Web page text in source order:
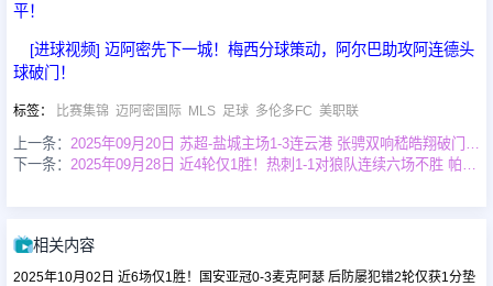
篮球录像
足球集锦
篮球集锦
足球新闻
平！
[进球视频] 迈阿密先下一城！梅西分球策动，阿尔巴助攻阿连德头
球破门！
标签： 比赛集锦 迈阿密国际 MLS 足球 多伦多FC 美职联
上一条：
下一条：
相关内容
2025年10月02日 近6场仅1胜！国安亚冠0-3麦克阿瑟 后防屡犯错2轮仅获1分垫